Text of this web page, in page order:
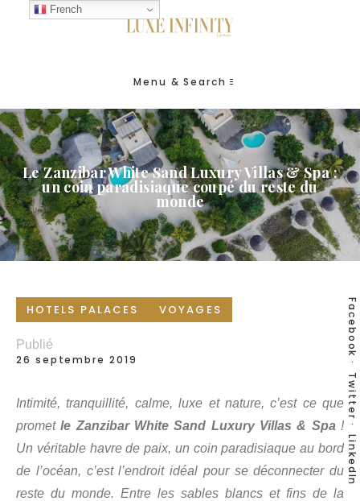
Menu & Search
Le Zanzibar White Sand Luxury Villas & Spa :
un coin paradisiaque coupé du reste du
monde
Facebook
Twitter
LinkedIn
HOTELS PALACES VOYAGES
Publié
26 septembre 2019
Intimité, tranquillité, calme, luxe et nature, c’est ce que
prometle Zanzibar White Sand Luxury Villas & Spa !
Un véritable havre de paix, un coin paradisiaque au bord
de l’océan, c’est l’endroit idéal pour se déconnecter du
reste du monde. Entre les sables blancs et fins de la
French